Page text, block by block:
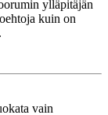
ylläpitäjän
kuin on
vain